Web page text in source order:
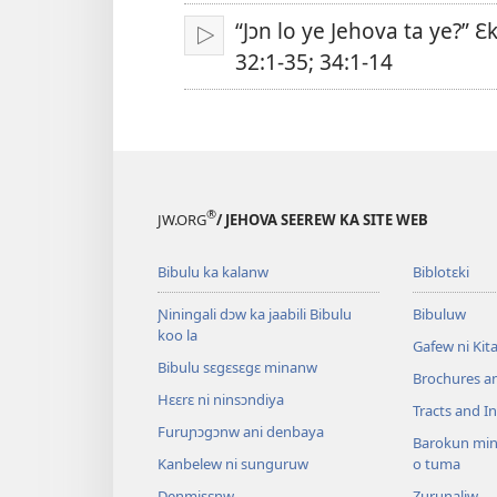
sugandi
A
lamɛn
“Jɔn lo ye Jehova ta ye?”
32:1-35; 34:1-14
JW.ORG®/ JEHOVA SEEREW KA SITE WEB
Bibulu ka kalanw
Ɲiningali dɔw ka jaabili Bibulu
koo la
Bibulu sɛgɛsɛgɛ minanw
Hɛɛrɛ ni ninsɔndiya
Furuɲɔgɔnw ani denbaya
Kanbelew ni sunguruw
Biblotɛki
Bibuluw
Gafew ni
Brochures
Tracts and
Barokun
o tuma